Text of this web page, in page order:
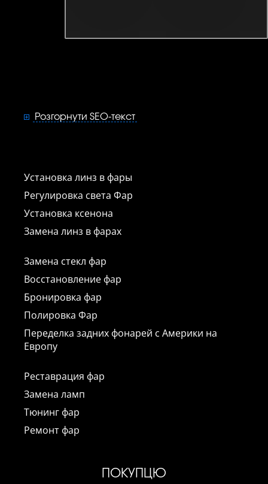
Розгорнути SEO-текст
Установка линз в фары
Регулировка света Фар
Установка ксенона
Замена линз в фарах
Замена стекл фар
Восстановление фар
Бронировка фар
Полировка Фар
Переделка задних фонарей с Америки на
Европу
Реставрация фар
Замена ламп
Тюнинг фар
Ремонт фар
ПОКУПЦЮ